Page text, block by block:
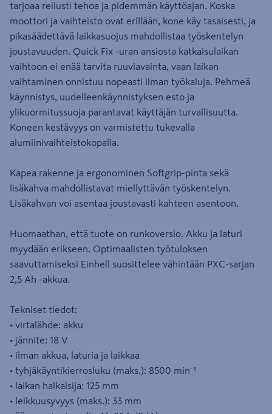
tarjoaa reilusti tehoa ja pidemmän käyttöajan. Koska
moottori ja vaihteisto ovat erillään, kone käy tasaisesti, ja
pikasäädettävä laikkasuojus mahdollistaa työskentelyn
joustavuuden. Quick Fix -uran ansiosta katkaisulaikan
vaihtoon ei enää tarvita ruuviavainta, vaan laikan
vaihtaminen onnistuu nopeasti ilman työkaluja. Pehmeä
käynnistys, uudelleenkäynnistyksen esto ja
ylikuormitussuoja parantavat käyttäjän turvallisuutta.
Koneen kestävyys on varmistettu tukevalla
alumiinivaihteistokopalla.
Kapea rakenne ja ergonominen Softgrip-pinta sekä
lisäkahva mahdollistavat miellyttävän työskentelyn.
Lisäkahvan voi asentaa joustavasti kahteen asentoon.
Huomaathan, että tuote on runkoversio. Akku ja laturi
myydään erikseen. Optimaalisten työtuloksen
saavuttamiseksi Einhell suosittelee vähintään PXC-sarjan
2,5 Ah -akkua.
Tekniset tiedot:
• virtalähde: akku
• jännite: 18 V
• ilman akkua, laturia ja laikkaa
• tyhjäkäyntikierrosluku (maks.): 8500 min⁻¹
• laikan halkaisija: 125 mm
• leikkuusyvyys (maks.): 33 mm